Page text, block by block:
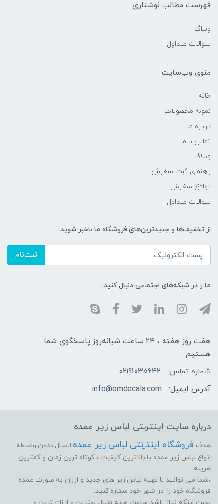
فهرست مطالب نوشتاری
وبلاگ
سوالات متداول
منوی وب‌سایت
خانه
نمونه محصولات
درباره ما
تماس با ما
وبلاگ
راهنمای ثبت سفارش
توافق سفارش
سوالات متداول
از تخفیف‌ها و جدیدترین‌های فروشگاه ما باخبر شوید:
ثبت‌نام
ما را در شبکه‌های اجتماعی دنبال کنید:
هفت روز هفته ، ۲۴ ساعت شبانه‌روز پاسخگوی شما
هستیم
شماره تماس:
02191035642
آدرس ایمیل:
info@omdecala.com
درباره سایت اینترنتی لباس زیر عمده
هدف فروشگاه اینترنتی لباس زیر عمده ارسال بدون واسطه
انواع لباس زیر عمده با بالاترین کیفیت ، کوتاه ترین زمان و کمترین
هزینه .
،شما می توانید با تهیه لباس زیر های جدید و ارزان به صورت عمده
فروشگاه خود را در شهر خود ستاره کنید. .